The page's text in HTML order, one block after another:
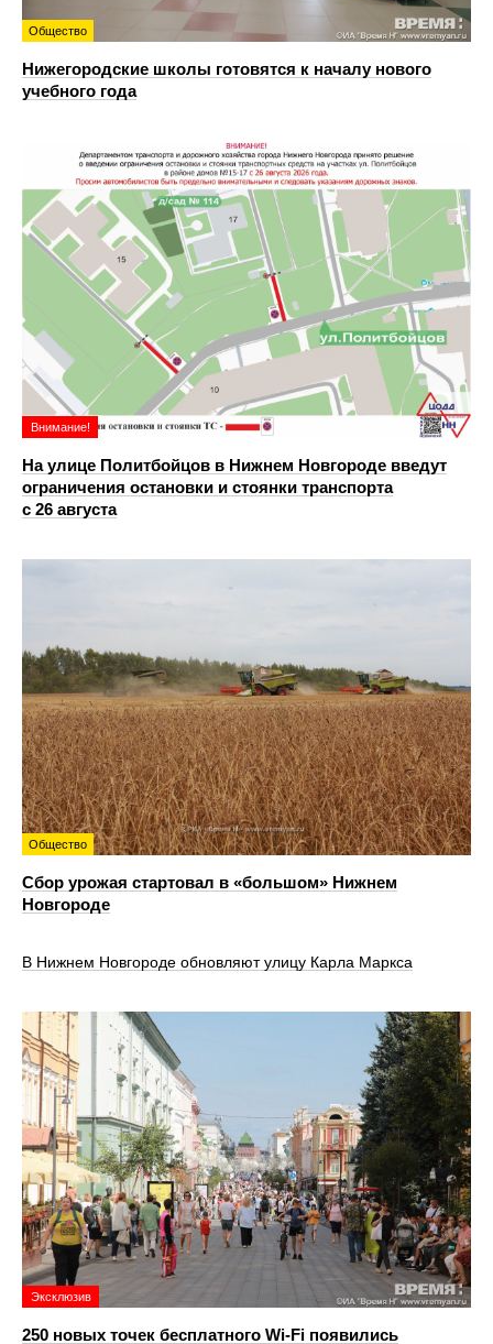
Общество
Нижегородские школы готовятся к началу нового
учебного года
Внимание!
На улице Политбойцов в Нижнем Новгороде введут
ограничения остановки и стоянки транспорта
с 26 августа
Общество
Сбор урожая стартовал в «большом» Нижнем
Новгороде
В Нижнем Новгороде обновляют улицу Карла Маркса
Эксклюзив
250 новых точек бесплатного Wi-Fi появились